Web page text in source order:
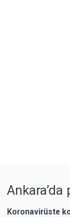
Ankara’da
Koronavirüste